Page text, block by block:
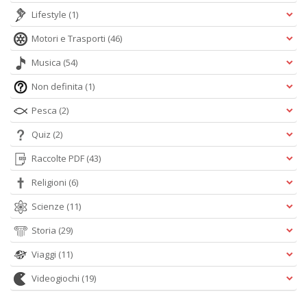
Lifestyle (1)
Motori e Trasporti (46)
Musica (54)
Non definita (1)
Pesca (2)
Quiz (2)
Raccolte PDF (43)
Religioni (6)
Scienze (11)
Storia (29)
Viaggi (11)
Videogiochi (19)